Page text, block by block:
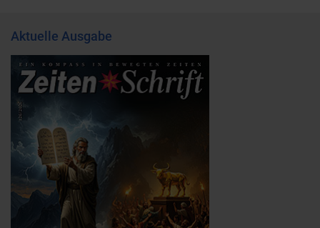
Aktuelle Ausgabe